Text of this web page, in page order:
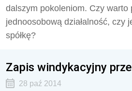
dalszym pokoleniom. Czy warto
jednoosobową działalność, czy
spółkę?
Zapis windykacyjny
28 paź 2014